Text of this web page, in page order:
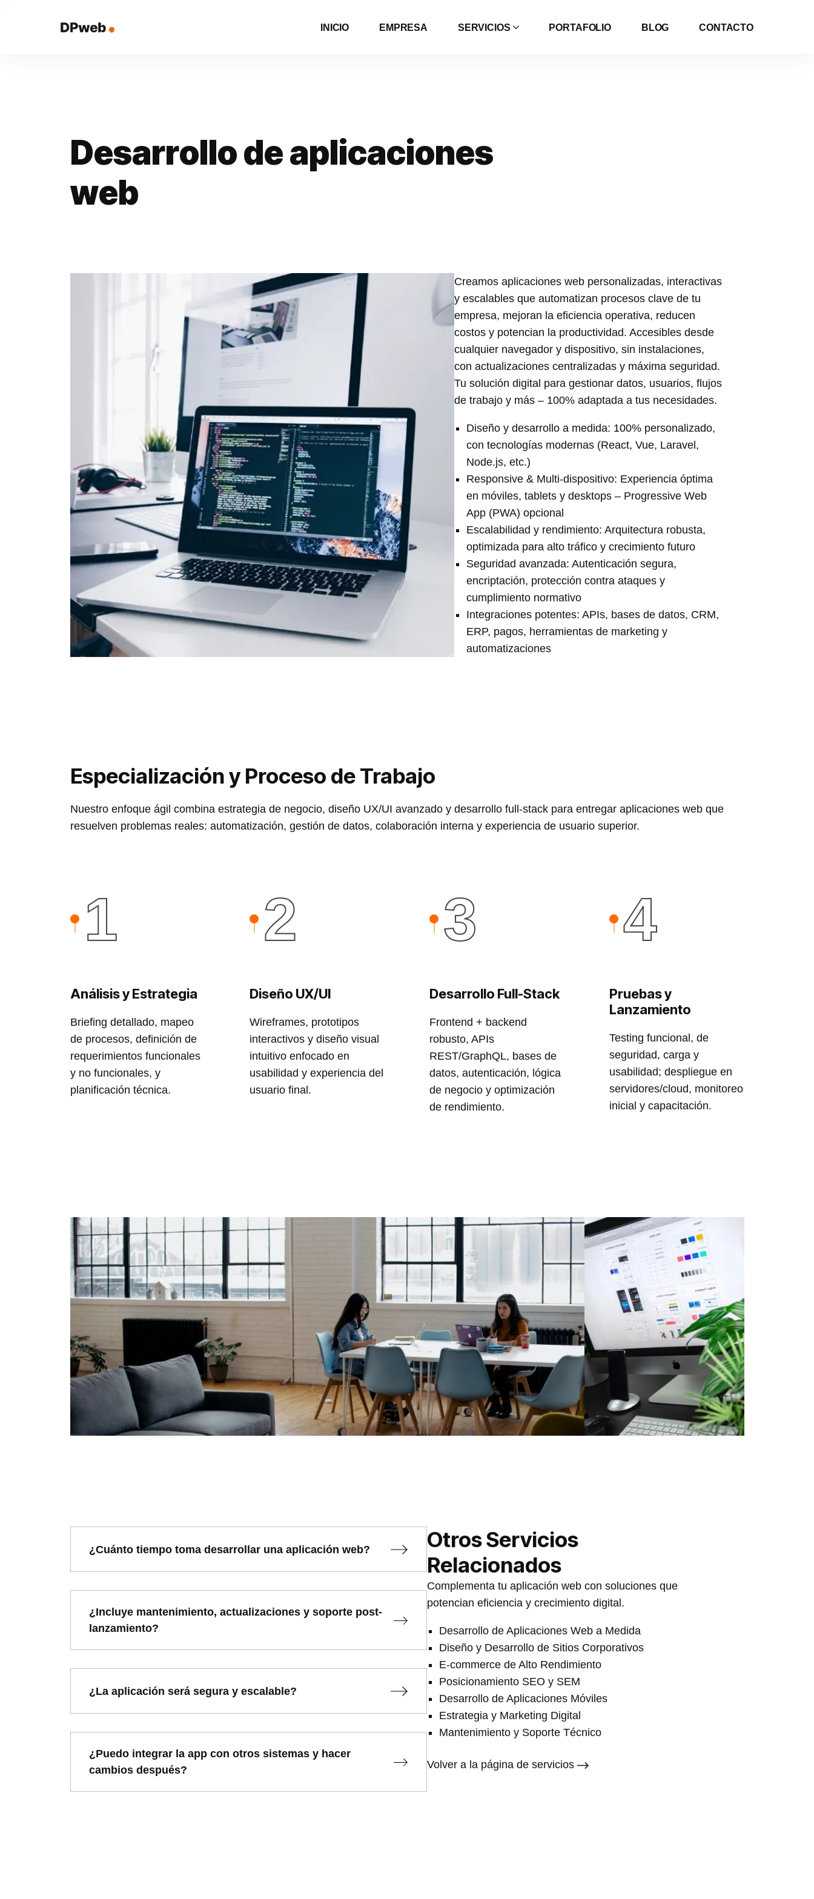
INICIO EMPRESA SERVICIOS PORTAFOLIO BLOG CONTACTO
Desarrollodeaplicaciones
web
Creamos aplicaciones web personalizadas, interactivas
y escalables que automatizan procesos clave de tu
empresa, mejoran la eficiencia operativa, reducen
costos y potencian la productividad. Accesibles desde
cualquier navegador y dispositivo, sin instalaciones,
con actualizaciones centralizadas y máxima seguridad.
Tu solución digital para gestionar datos, usuarios, flujos
de trabajo y más – 100% adaptada a tus necesidades.
Diseño y desarrollo a medida: 100% personalizado,
con tecnologías modernas (React, Vue, Laravel,
Node.js, etc.)
Responsive & Multi-dispositivo: Experiencia óptima
en móviles, tablets y desktops – Progressive Web
App (PWA) opcional
Escalabilidad y rendimiento: Arquitectura robusta,
optimizada para alto tráfico y crecimiento futuro
Seguridad avanzada: Autenticación segura,
encriptación, protección contra ataques y
cumplimiento normativo
Integraciones potentes: APIs, bases de datos, CRM,
ERP, pagos, herramientas de marketing y
automatizaciones
Especialización y Proceso de Trabajo
Nuestro enfoque ágil combina estrategia de negocio, diseño UX/UI avanzado y desarrollo full-stack para entregar aplicaciones web que
resuelven problemas reales: automatización, gestión de datos, colaboración interna y experiencia de usuario superior.
1
Análisis y Estrategia
Briefing detallado, mapeo
de procesos, definición de
requerimientos funcionales
y no funcionales, y
planificación técnica.
2
Diseño UX/UI
Wireframes, prototipos
interactivos y diseño visual
intuitivo enfocado en
usabilidad y experiencia del
usuario final.
3
Desarrollo Full-Stack
Frontend + backend
robusto, APIs
REST/GraphQL, bases de
datos, autenticación, lógica
de negocio y optimización
de rendimiento.
4
Pruebas y
Lanzamiento
Testing funcional, de
seguridad, carga y
usabilidad; despliegue en
servidores/cloud, monitoreo
inicial y capacitación.
¿Cuánto tiempo toma desarrollar una aplicación web?
¿Incluye mantenimiento, actualizaciones y soporte post-
lanzamiento?
¿La aplicación será segura y escalable?
¿Puedo integrar la app con otros sistemas y hacer
cambios después?
Otros Servicios
Relacionados
Complementa tu aplicación web con soluciones que
potencian eficiencia y crecimiento digital.
Desarrollo de Aplicaciones Web a Medida
Diseño y Desarrollo de Sitios Corporativos
E-commerce de Alto Rendimiento
Posicionamiento SEO y SEM
Desarrollo de Aplicaciones Móviles
Estrategia y Marketing Digital
Mantenimiento y Soporte Técnico
Volver a la página de servicios